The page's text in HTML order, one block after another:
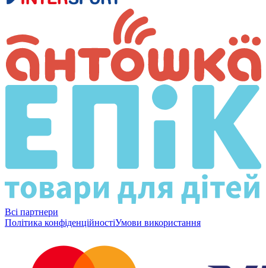
Всі партнери
Політика конфіденційностіУмови використання